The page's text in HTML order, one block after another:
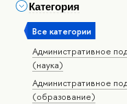
Категория
Все категории
Административное
(наука)
Административное
(образование)